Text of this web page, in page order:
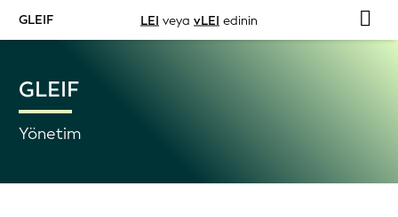
GLEIF LEI veya vLEI edinin
GLEIF
Yönetim